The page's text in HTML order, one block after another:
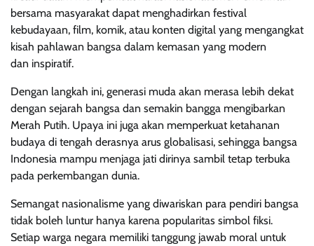
bersama masyarakat dapat menghadirkan festival
kebudayaan, film, komik, atau konten digital yang mengangkat
kisah pahlawan bangsa dalam kemasan yang modern
dan inspiratif.
Dengan langkah ini, generasi muda akan merasa lebih dekat
dengan sejarah bangsa dan semakin bangga mengibarkan
Merah Putih. Upaya ini juga akan memperkuat ketahanan
budaya di tengah derasnya arus globalisasi, sehingga bangsa
Indonesia mampu menjaga jati dirinya sambil tetap terbuka
pada perkembangan dunia.
Semangat nasionalisme yang diwariskan para pendiri bangsa
tidak boleh luntur hanya karena popularitas simbol fiksi.
Setiap warga negara memiliki tanggung jawab moral untuk